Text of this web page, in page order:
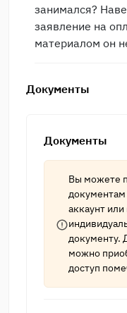
занимался?
заявление на
материалом он
Документы
Документы
Вы можете
аккаунт или
документу.
можно
доступ